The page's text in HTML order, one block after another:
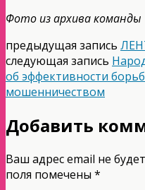
Фото из архива команды
предыдущая запись
следующая запись
об эффективности
мошенничеством
Добавить
Ваш адрес email не
поля помечены *